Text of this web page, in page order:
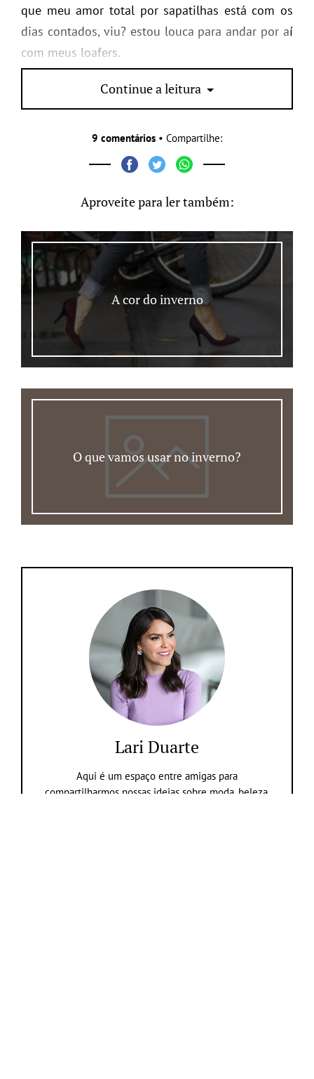
que meu amor total por sapatilhas está com os
dias contados, viu? estou louca para andar por aí
com meus loafers.
E vocês, vão aderir a moda?
Continue a leitura
9 comentários • Compartilhe:
Aproveite para ler também:
A cor do inverno
O que vamos usar no inverno?
Lari Duarte
Aqui é um espaço entre amigas para
compartilharmos nossas ideias sobre moda, beleza,